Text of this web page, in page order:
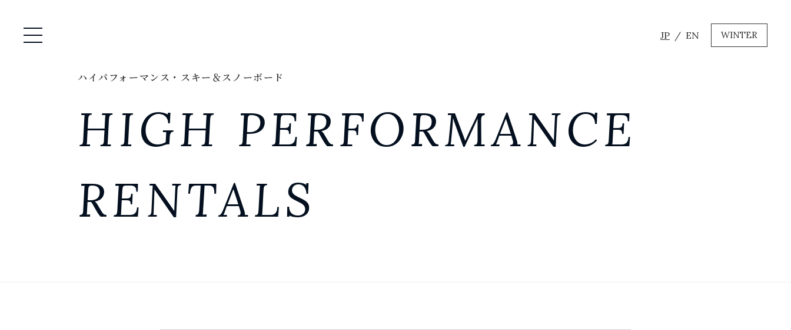
メニュー開閉 JP EN WINTER
ハイパフォーマンス・スキー＆スノーボード
HIGH PERFORMANCE
RENTALS